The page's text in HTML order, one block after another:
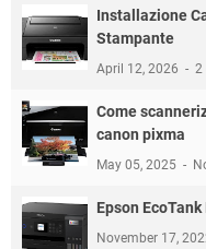
Installazione
Stampante
April 12, 2026 2
Come
canon pixma
May 05, 2025
Epson
November 17,